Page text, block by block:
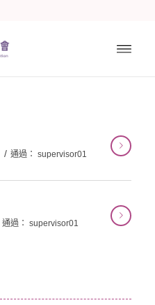
/ 通過： supervisor01
通過： supervisor01